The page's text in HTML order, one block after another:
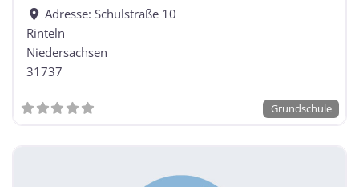
Adresse: Schulstraße 10
Rinteln
Niedersachsen
31737
Grundschule